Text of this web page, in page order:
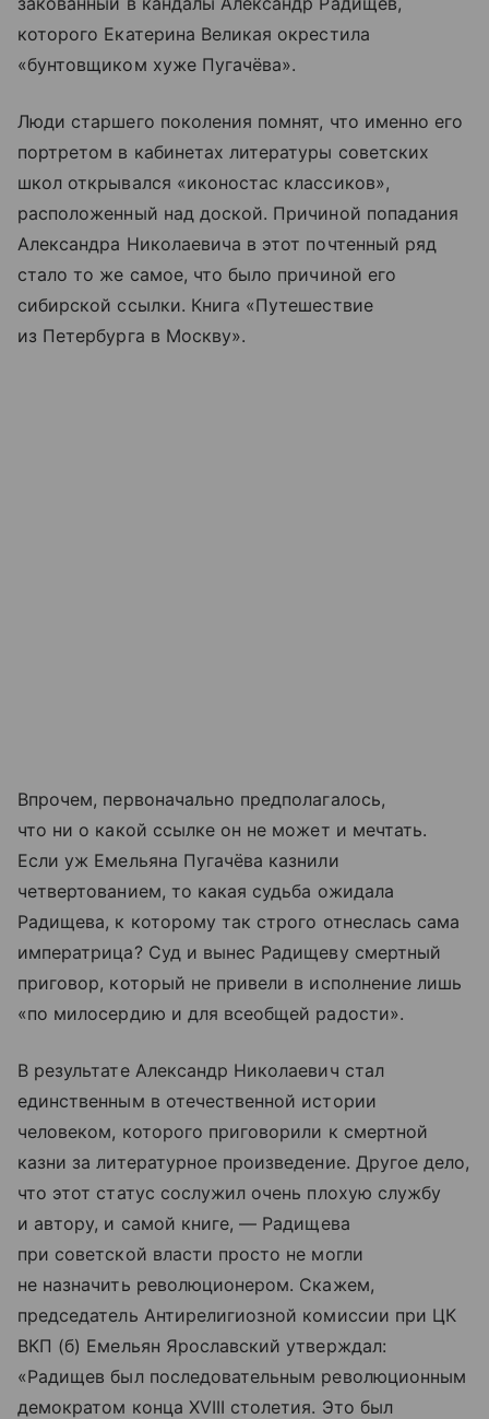
которого Екатерина Великая окрестила
«бунтовщиком хуже Пугачёва».
Люди старшего поколения помнят, что именно его
портретом в кабинетах литературы советских
школ открывался «иконостас классиков»,
расположенный над доской. Причиной попадания
Александра Николаевича в этот почтенный ряд
стало то же самое, что было причиной его
сибирской ссылки. Книга «Путешествие
из Петербурга в Москву».
Впрочем, первоначально предполагалось,
что ни о какой ссылке он не может и мечтать.
Если уж Емельяна Пугачёва казнили
четвертованием, то какая судьба ожидала
Радищева, к которому так строго отнеслась сама
императрица? Суд и вынес Радищеву смертный
приговор, который не привели в исполнение лишь
«по милосердию и для всеобщей радости».
В результате Александр Николаевич стал
единственным в отечественной истории
человеком, которого приговорили к смертной
казни за литературное произведение. Другое дело,
что этот статус сослужил очень плохую службу
и автору, и самой книге, — Радищева
при советской власти просто не могли
не назначить революционером. Скажем,
председатель Антирелигиозной комиссии при ЦК
ВКП (б) Емельян Ярославский утверждал:
«Радищев был последовательным революционным
демократом конца XVIII столетия. Это был